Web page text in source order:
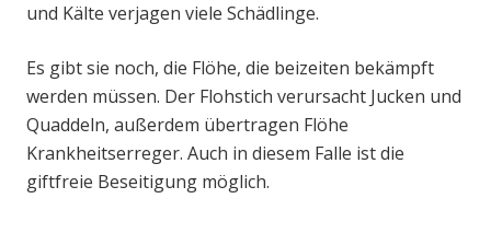
und Kälte verjagen viele Schädlinge.
Es gibt sie noch, die Flöhe, die beizeiten bekämpft
werden müssen. Der Flohstich verursacht Jucken und
Quaddeln, außerdem übertragen Flöhe
Krankheitserreger. Auch in diesem Falle ist die
giftfreie Beseitigung möglich.